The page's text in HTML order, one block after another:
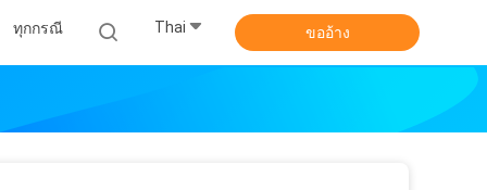
ทุกกรณี Thai ขออ้าง